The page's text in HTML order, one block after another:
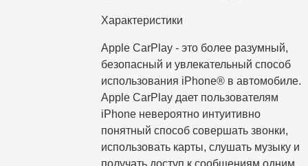
Характеристики
Apple CarPlay - это более разумный,
безопасный и увлекательный способ
использования iPhone® в автомобиле.
Apple CarPlay дает пользователям
iPhone невероятно интуитивно
понятный способ совершать звонки,
использовать карты, слушать музыку и
получать доступ к сообщениям одним